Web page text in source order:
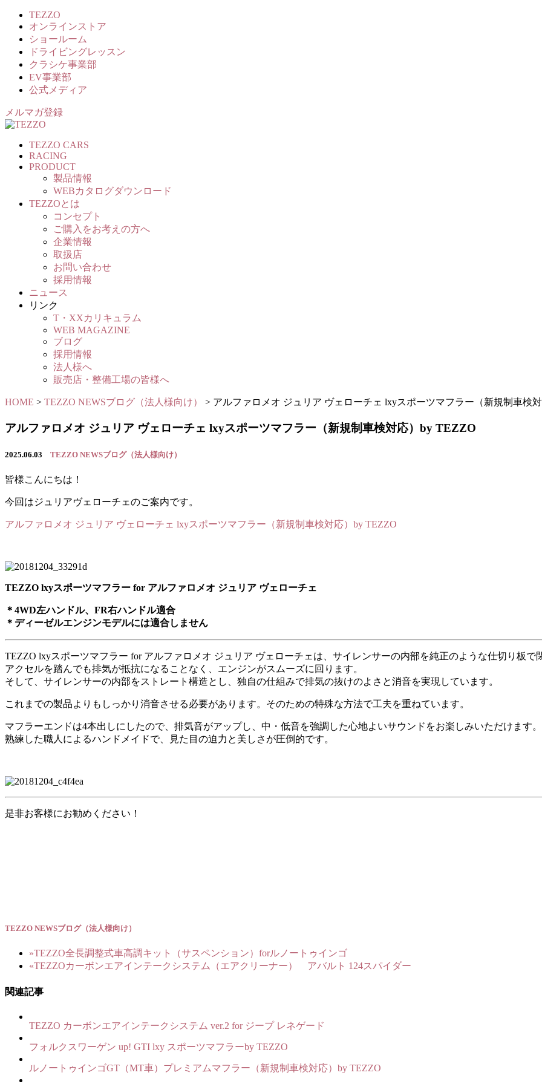
TEZZO
オンラインストア
ショールーム
ドライビングレッスン
クラシケ事業部
EV事業部
公式メディア
メルマガ登録
TEZZO CARS
RACING
PRODUCT
製品情報
WEBカタログダウンロード
TEZZOとは
コンセプト
ご購入をお考えの方へ
企業情報
取扱店
お問い合わせ
採用情報
ニュース
リンク
T・XXカリキュラム
WEB MAGAZINE
ブログ
採用情報
法人様へ
販売店・整備工場の皆様へ
HOME > TEZZO NEWSブログ（法人様向け） > アルファロメオ ジュリア ヴェローチェ lxyスポーツマフラー（新規制車検
アルファロメオ ジュリア ヴェローチェ lxyスポーツマフラー（新規制車検対応）by TEZZO
2025.06.03 TEZZO NEWSブログ（法人様向け）
皆様こんにちは！
今回はジュリアヴェローチェのご案内です。
アルファロメオ ジュリア ヴェローチェ lxyスポーツマフラー（新規制車検対応）by TEZZO
TEZZO lxyスポーツマフラー for アルファロメオ ジュリア ヴェローチェ
＊4WD左ハンドル、FR右ハンドル適合
＊ディーゼルエンジンモデルには適合しません
TEZZO lxyスポーツマフラー for アルファロメオ ジュリア ヴェローチェは、サイレンサーの内部を純正のような仕切り板で
アクセルを踏んでも排気が抵抗になることなく、エンジンがスムーズに回ります。
そして、サイレンサーの内部をストレート構造とし、独自の仕組みで排気の抜けのよさと消音を実現しています。
これまでの製品よりもしっかり消音させる必要があります。そのための特殊な方法で工夫を重ねています。
マフラーエンドは4本出しにしたので、排気音がアップし、中・低音を強調した心地よいサウンドをお楽しみいただけます。
熟練した職人によるハンドメイドで、見た目の迫力と美しさが圧倒的です。
是非お客様にお勧めください！
TEZZO NEWSブログ（法人様向け）
»TEZZO全長調整式車高調キット（サスペンション）forルノートゥインゴ
«TEZZOカーボンエアインテークシステム（エアクリーナー） アバルト 124スパイダー
関連記事
TEZZO カーボンエアインテークシステム ver.2 for ジープ レネゲード
フォルクスワーゲン up! GTI lxy スポーツマフラーby TEZZO
ルノートゥインゴGT（MT車）プレミアムマフラー（新規制車検対応）by TEZZO